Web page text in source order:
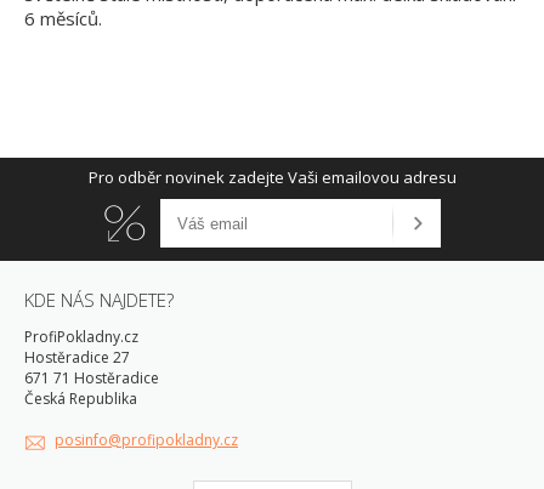
6 měsíců.
Pro odběr novinek zadejte Vaši emailovou adresu
KDE NÁS NAJDETE?
ProfiPokladny.cz
Hostěradice 27
671 71 Hostěradice
Česká Republika
posinfo@profipokladny.cz